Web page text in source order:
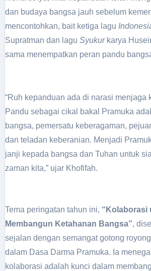
dan budaya bangsa jauh sebelum
mencontohkan, bait ketiga lagu
Supratman dan lagu Syukurkarya
sama menempatkan peran pandu
“Ruh kepanduan ada di narasi menjaga keindonesiaan kita.
Pandu sebagai cikal bakal Pramuka
bangsa, pemersatu keberagaman,
dan teladan keberanian. Menjadi
janji kepada bangsa dan Tuhan untuk
zaman kita,” ujar Khofifah.
Tema peringatan tahun ini, “Kolaborasi
Membangun Ketahanan Bangsa”,
sejalan dengan semangat gotong
dalam Dasa Darma Pramuka. Ia
kolaborasi adalah kunci dalam